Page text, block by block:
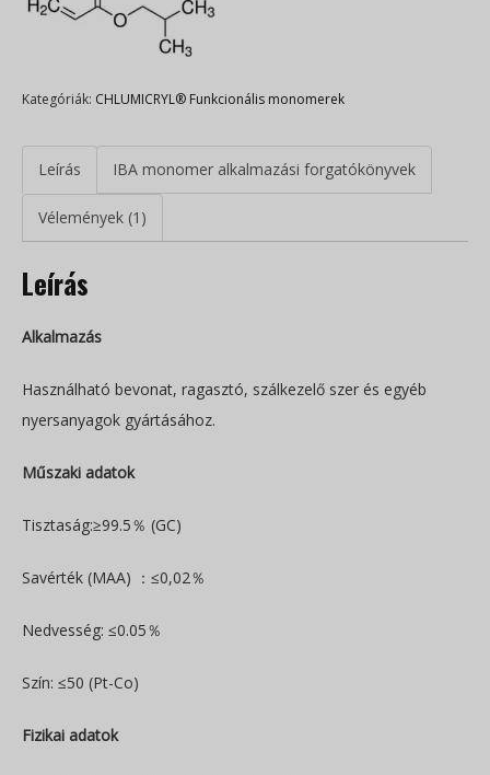
Kategóriák: CHLUMICRYL® Funkcionális monomerek
Leírás IBA monomer alkalmazási forgatókönyvek
Vélemények (1)
Leírás
Alkalmazás
Használható bevonat, ragasztó, szálkezelő szer és egyéb
nyersanyagok gyártásához.
Műszaki adatok
Tisztaság:≥99.5％ (GC)
Savérték (MAA) ：≤0,02％
Nedvesség: ≤0.05％
Szín: ≤50 (Pt-Co)
Fizikai adatok